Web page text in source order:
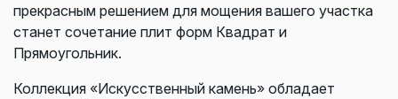
прекрасным решением для мощения вашего участка
станет сочетание плит форм Квадрат и
Прямоугольник.
Коллекция «Искусственный камень» обладает